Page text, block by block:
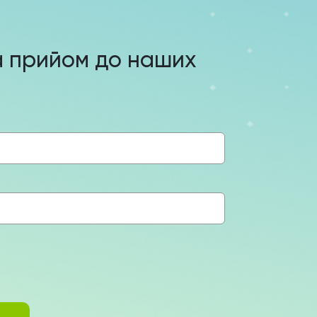
прийом до наших